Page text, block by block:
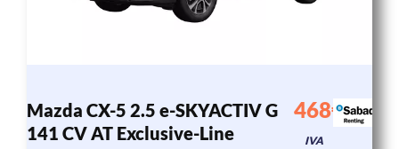
Mazda CX-5 2.5 e-SKYACTIV G
141 CV AT Exclusive-Line
468€/mes
IVA